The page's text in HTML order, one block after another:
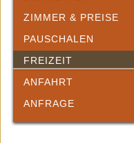
ZIMMER & PREISE
PAUSCHALEN
FREIZEIT
ANFAHRT
ANFRAGE